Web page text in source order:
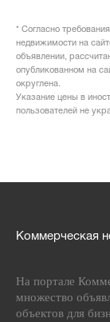
* Согласно
недвижимости на
объявлении,
опубликованном на
округлена.
Указание цены в
пользователей не
Коммерческая
На портале
множество
объектов для